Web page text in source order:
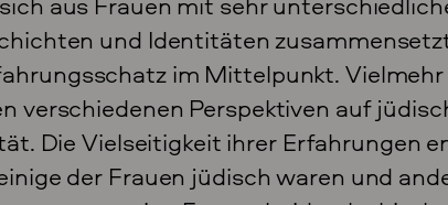
und Identitäten
im Mittelpunkt.
verschiedenen Perspektiven auf
Die Vielseitigkeit ihrer Erfahrungen
der Frauen jüdisch waren und